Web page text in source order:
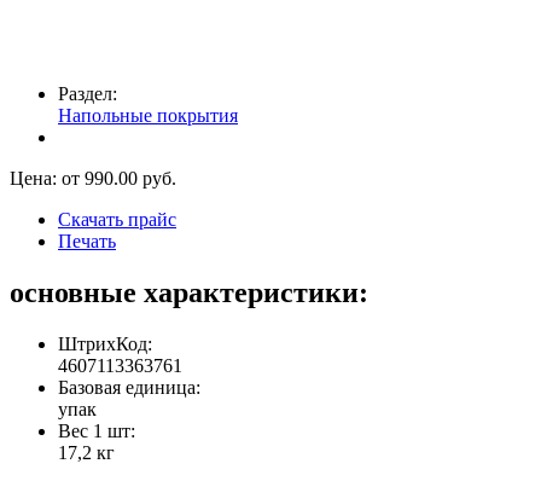
Раздел:
Напольные покрытия
Цена: от 990.00 руб.
Скачать прайс
Печать
основные характеристики:
ШтрихКод:
4607113363761
Базовая единица:
упак
Вес 1 шт:
17,2 кг